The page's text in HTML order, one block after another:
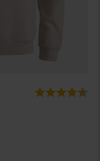
Bewertung: